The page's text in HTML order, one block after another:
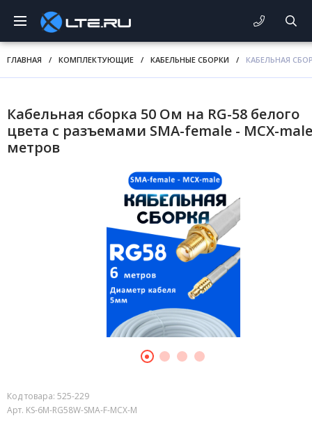
ГЛАВНАЯ / КОМПЛЕКТУЮЩИЕ / КАБЕЛЬНЫЕ СБОРКИ / КАБЕЛЬНАЯ
Кабельная сборка 50 Ом на RG-58 белого
цвета с разъемами SMA-female - MCX-
метров
Код товара: 525-229
Арт. KS-6M-RG58W-SMA-F-MCX-M